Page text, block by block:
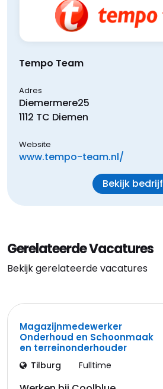
Tempo Team
Adres
Diemermere25
1112 TC Diemen
Website
www.tempo-team.nl/
Bekijk bedrijf
Gerelateerde Vacatures
Bekijk gerelateerde vacatures
Magazijnmedewerker
Onderhoud en Schoonmaak
en terreinonderhouder
Tilburg Fulltime